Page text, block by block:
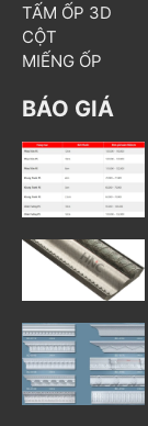
TẤM ỐP 3D
CỘT
MIẾNG ỐP
BÁO GIÁ